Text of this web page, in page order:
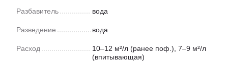
Разбавитель вода
Разведение вода
Расход
10–12 м²/л (ранее поф.), 7–9 м²/л
(впитывающая)